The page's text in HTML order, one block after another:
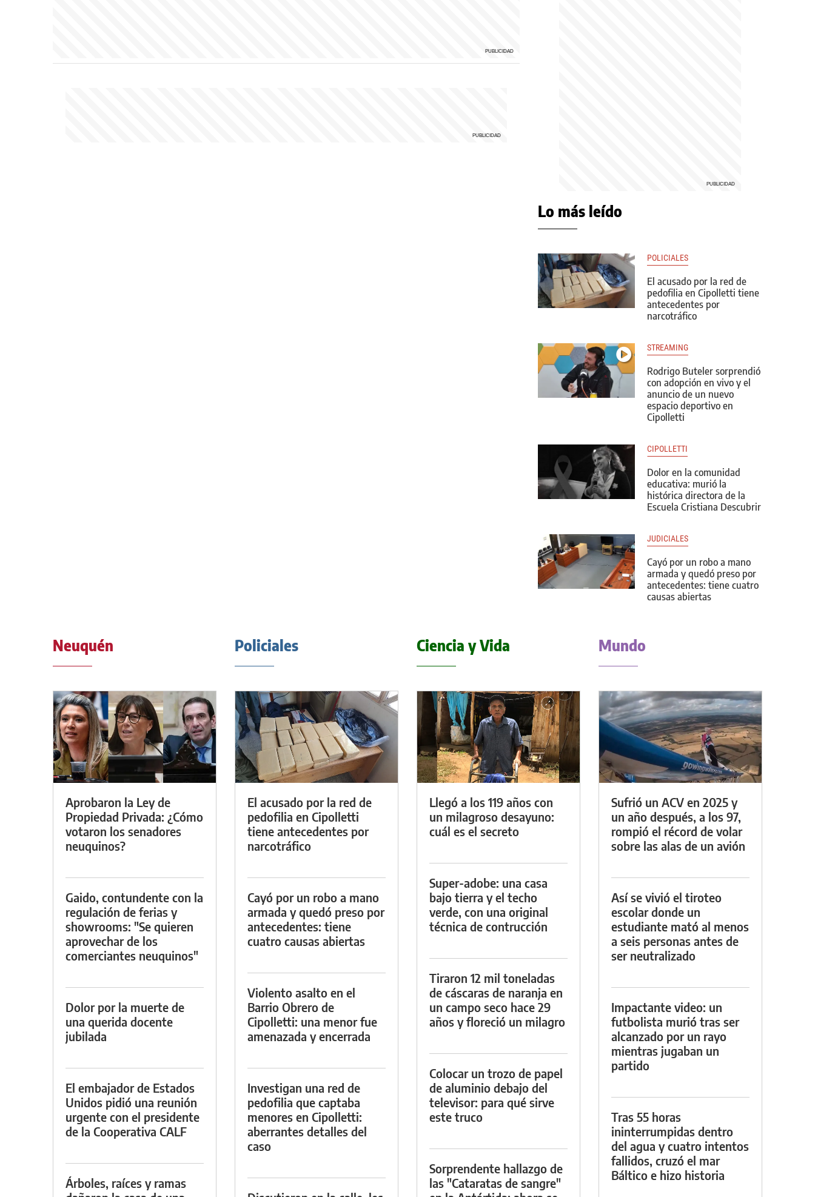
Lo más leído
POLICIALES
El acusado por la red de
pedofilia en Cipolletti tiene
antecedentes por
narcotráfico
STREAMING
Rodrigo Buteler sorprendió
con adopción en vivo y el
anuncio de un nuevo
espacio deportivo en
Cipolletti
CIPOLLETTI
Dolor en la comunidad
educativa: murió la
histórica directora de la
Escuela Cristiana Descubrir
JUDICIALES
Cayó por un robo a mano
armada y quedó preso por
antecedentes: tiene cuatro
causas abiertas
Neuquén
Aprobaron la Ley de
Propiedad Privada: ¿Cómo
votaron los senadores
neuquinos?
Gaido, contundente con la
regulación de ferias y
showrooms: "Se quieren
aprovechar de los
comerciantes neuquinos"
Dolor por la muerte de
una querida docente
jubilada
El embajador de Estados
Unidos pidió una reunión
urgente con el presidente
de la Cooperativa CALF
Árboles, raíces y ramas
Policiales
El acusado por la red de
pedofilia en Cipolletti
tiene antecedentes por
narcotráfico
Cayó por un robo a mano
armada y quedó preso por
antecedentes: tiene
cuatro causas abiertas
Violento asalto en el
Barrio Obrero de
Cipolletti: una menor fue
amenazada y encerrada
Investigan una red de
pedofilia que captaba
menores en Cipolletti:
aberrantes detalles del
caso
Ciencia y Vida
Llegó a los 119 años con
un milagroso desayuno:
cuál es el secreto
Super-adobe: una casa
bajo tierra y el techo
verde, con una original
técnica de contrucción
Tiraron 12 mil toneladas
de cáscaras de naranja en
un campo seco hace 29
años y floreció un milagro
Colocar un trozo de papel
de aluminio debajo del
televisor: para qué sirve
este truco
Sorprendente hallazgo de
las "Cataratas de sangre"
Mundo
Sufrió un ACV en 2025 y
un año después, a los 97,
rompió el récord de volar
sobre las alas de un avión
Así se vivió el tiroteo
escolar donde un
estudiante mató al menos
a seis personas antes de
ser neutralizado
Impactante video: un
futbolista murió tras ser
alcanzado por un rayo
mientras jugaban un
partido
Tras 55 horas
ininterrumpidas dentro
del agua y cuatro intentos
fallidos, cruzó el mar
Báltico e hizo historia